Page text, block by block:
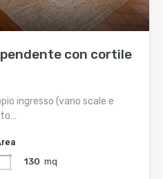
con cortile
ingresso (vano scale e
130 mq